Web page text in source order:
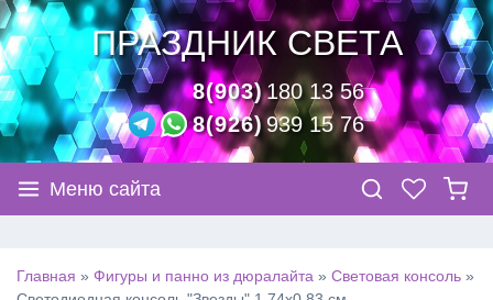
ПРАЗДНИК СВЕТА
8(903)180 13 56
8(926)939 15 76
Меню сайта
Главная » Фигуры и панно из дюралайта » Световая консоль »